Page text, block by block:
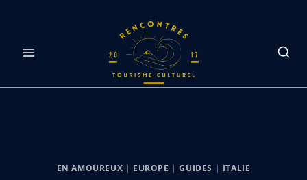
EN AMOUREUX | EUROPE |GUIDES | ITALIE